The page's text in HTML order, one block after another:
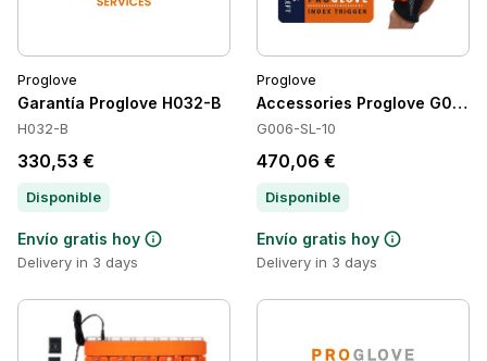
Proglove
Garantía Proglove H032-B
H032-B
330,53 €
Disponible
Envío gratis hoy
Delivery in 3 days
Proglove
Accessories Proglove G006-
G006-SL-10
470,06 €
Disponible
Envío gratis hoy
Delivery in 3 days